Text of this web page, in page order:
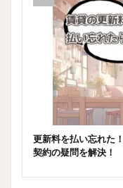
更新料を払い忘れた
契約の疑問を解決！